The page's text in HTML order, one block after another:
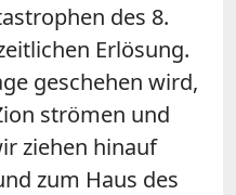
des 8.
Erlösung.
geschehen wird,
strömen und
ziehen hinauf
zum Haus des